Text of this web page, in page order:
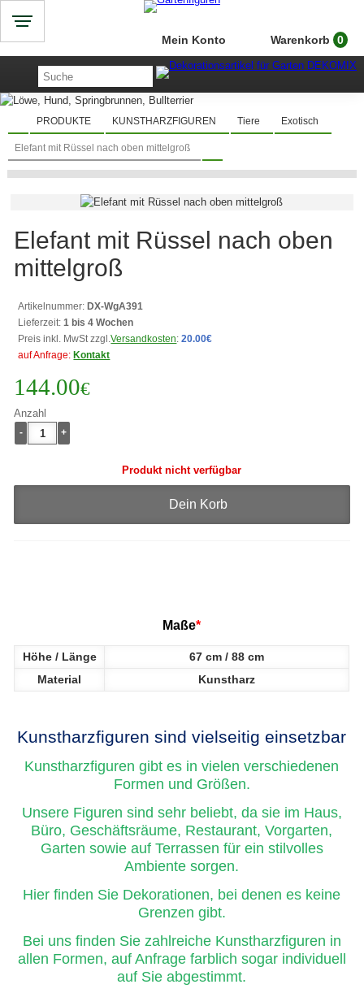
Warenkorb 0
Mein Konto
PRODUKTE KUNSTHARZFIGUREN Tiere Exotisch
Elefant mit Rüssel nach oben mittelgroß
Elefant mit Rüssel nach oben
mittelgroß
Artikelnummer:DX-WgA391
Lieferzeit:1 bis 4 Wochen
Preis inkl. MwSt zzgl.Versandkosten:20.00€
auf Anfrage: Kontakt
144.00€
Anzahl
- +
Produkt nicht verfügbar
Dein Korb
Maße*
Höhe / Länge
67 cm / 88 cm
Material
Kunstharz
Kunstharzfiguren sind vielseitig einsetzbar
Kunstharzfiguren gibt es in vielen verschiedenen
Formen und Größen.
Unsere Figuren sind sehr beliebt, da sie im Haus,
Büro, Geschäftsräume, Restaurant, Vorgarten,
Garten sowie auf Terrassen für ein stilvolles
Ambiente sorgen.
Hier finden Sie Dekorationen, bei denen es keine
Grenzen gibt.
Bei uns finden Sie zahlreiche Kunstharzfiguren in
allen Formen, auf Anfrage farblich sogar individuell
auf Sie abgestimmt.